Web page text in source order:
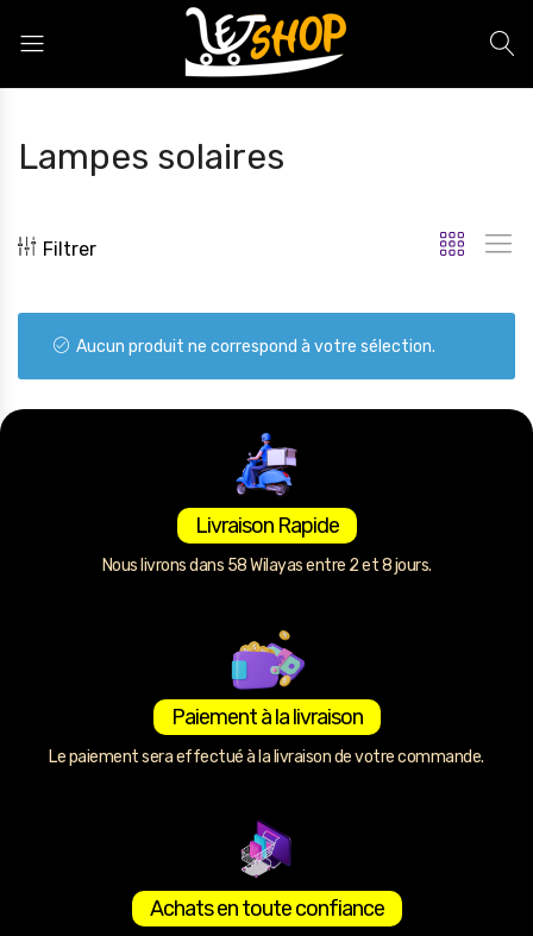
Lampes solaires
Filtrer
Aucun produit ne correspond à votre sélection.
Livraison Rapide
Nous livrons dans 58 Wilayas entre 2 et 8 jours.
Paiement à la livraison
Le paiement sera effectué à la livraison de votre commande.
Achats en toute confiance